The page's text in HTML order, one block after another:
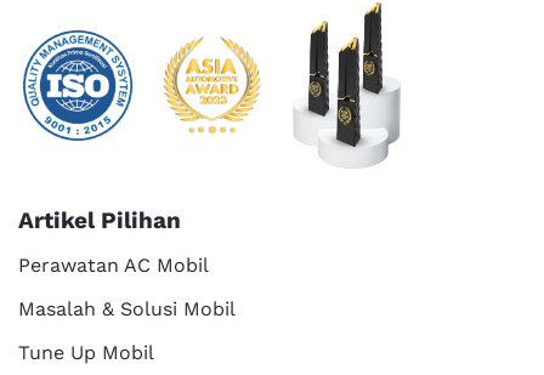
Artikel Pilihan
Perawatan AC Mobil
Masalah & Solusi Mobil
Tune Up Mobil